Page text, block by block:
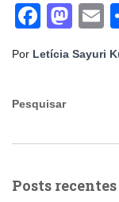
Por Letícia Sayuri
Pesquisar
Posts recentes